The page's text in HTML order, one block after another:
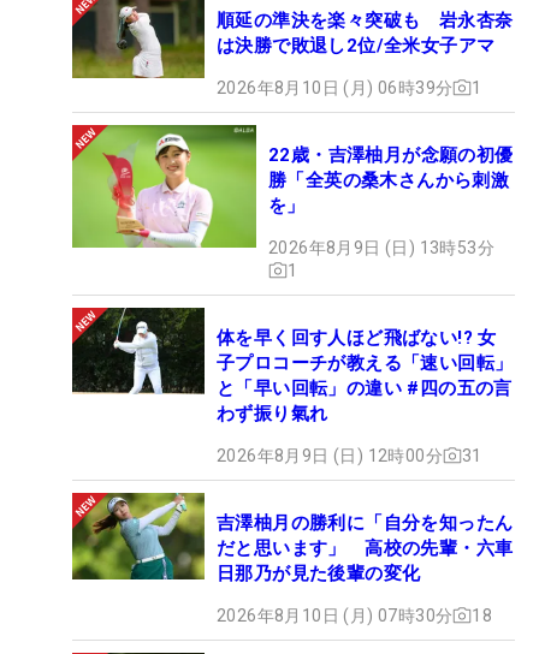
順延の準決を楽々突破も 岩永杏奈
は決勝で敗退し2位/全米女子アマ
2026年8月10日 (月) 06時39分 1
22歳・吉澤柚月が念願の初優
勝「全英の桑木さんから刺激
を」
2026年8月9日 (日) 13時53分
1
体を早く回す人ほど飛ばない!? 女
子プロコーチが教える「速い回転」
と「早い回転」の違い #四の五の言
わず振り氣れ
2026年8月9日 (日) 12時00分 31
吉澤柚月の勝利に「自分を知ったん
だと思います」 高校の先輩・六車
日那乃が見た後輩の変化
2026年8月10日 (月) 07時30分 18